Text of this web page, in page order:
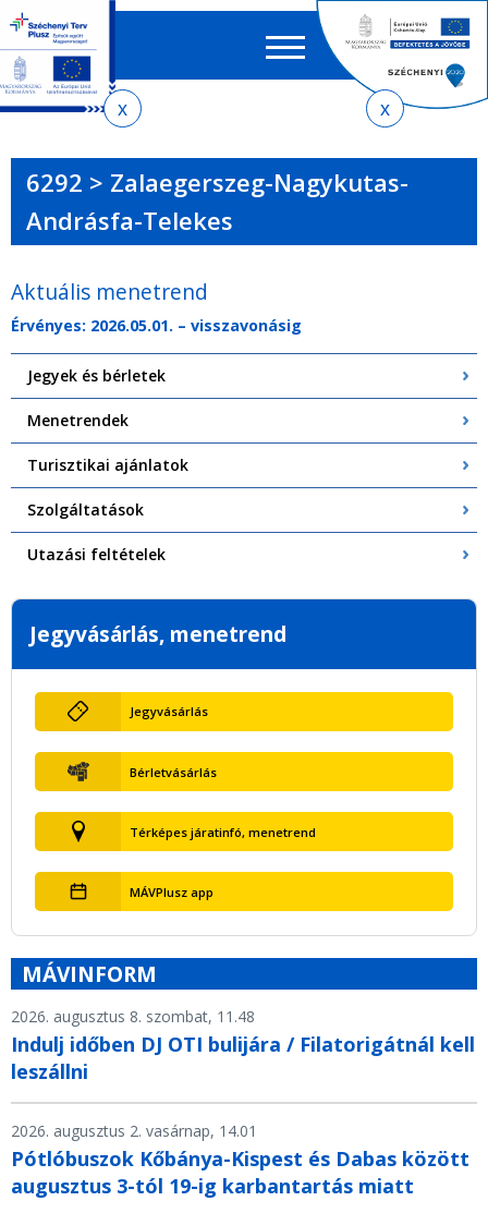
menetrendkeresőhöz
almenühöz
tartalomra
oldaltérképre
EN HU
űrlap
6292 > Zalaegerszeg-Nagykutas-
Andrásfa-Telekes
Aktuális menetrend
Érvényes: 2026.05.01. – visszavonásig
Jegyek és bérletek
Menetrendek
Turisztikai ajánlatok
Szolgáltatások
Utazási feltételek
Jegyvásárlás, menetrend
Jegyvásárlás
Bérletvásárlás
Térképes járatinfó, menetrend
MÁVPlusz app
MÁVINFORM
2026. augusztus 8. szombat, 11.48
Indulj időben DJ OTI bulijára / Filatorigátnál kell
leszállni
2026. augusztus 2. vasárnap, 14.01
Pótlóbuszok Kőbánya-Kispest és Dabas között
augusztus 3-tól 19-ig karbantartás miatt